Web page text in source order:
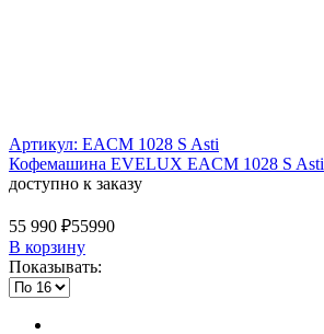
Артикул: EACM 1028 S Asti
Кофемашина EVELUX EACM 1028 S Asti
доступно к заказу
55 990 ₽55990
В корзину
Показывать: